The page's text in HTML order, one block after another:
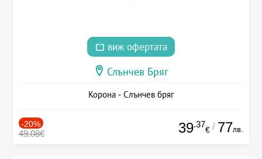
виж офертата
Слънчев Бряг
Корона - Слънчев бряг
-20%
49.08€ 39.37
€ / 77лв.